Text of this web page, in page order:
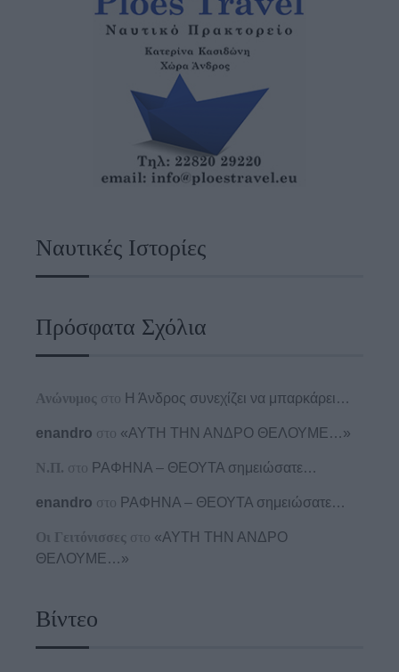
Ναυτικές Ιστορίες
Πρόσφατα Σχόλια
Ανώνυμος στο Η Άνδρος συνεχίζει να μπαρκάρει…
enandro στο «ΑΥΤΗ ΤΗΝ ΑΝΔΡΟ ΘΕΛΟΥΜΕ…»
Ν.Π. στο ΡΑΦΗΝΑ – ΘΕΟΥΤΑ σημειώσατε…
enandro στο ΡΑΦΗΝΑ – ΘΕΟΥΤΑ σημειώσατε…
Οι Γειτόνισσες στο «ΑΥΤΗ ΤΗΝ ΑΝΔΡΟ
ΘΕΛΟΥΜΕ…»
Βίντεο